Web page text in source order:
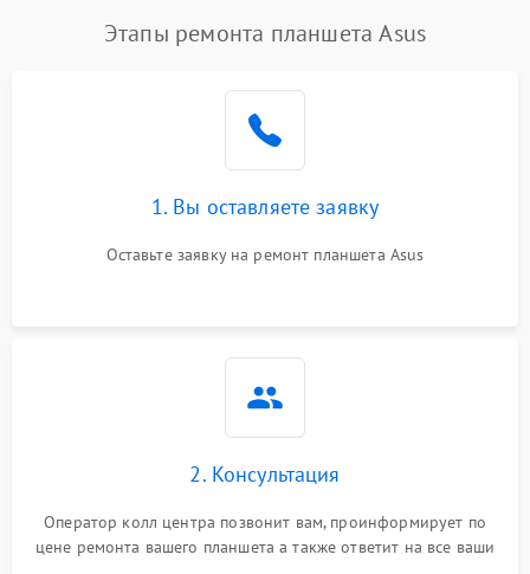
Сеть и интернет
Память и данные
Режим работы
Питание и аккумулятор
Этапы ремонта планшета Asus
1. Вы оставляете заявку
Оставьте заявку на ремонт планшета Asus
2. Консультация
Оператор колл центра позвонит вам, проинформирует по
цене ремонта вашего планшета а также ответит на все ваши